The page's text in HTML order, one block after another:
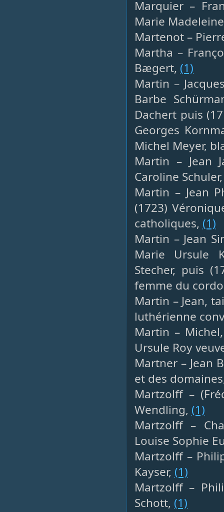
Marquier –
Marie
Martenot –
Martha –
Bægert, (1)
Martin –
Barbe
Dachert puis
Georges
Michel Meyer,
Martin – Jean
Caroline
Martin – Jean
(1723)
catholiques, (1)
Martin – Jean
Marie Ursule
Stecher, puis
femme du
Martin – Jean,
luthérienne
Martin –
Ursule Roy
Martner – Jean
et des
Martzolff –
Wendling, (1)
Martzolff –
Louise Sophie
Martzolff –
Kayser, (1)
Martzolff –
Schott, (1)